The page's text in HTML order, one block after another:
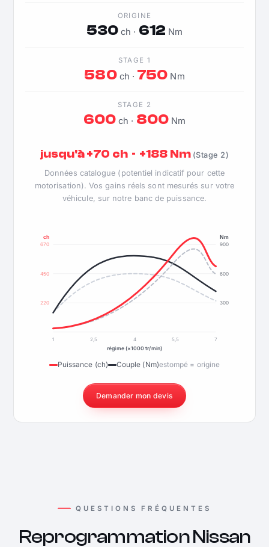
ORIGINE
530 ch · 612 Nm
STAGE 1
580ch · 750 Nm
STAGE 2
600 ch · 800Nm
jusqu'à +70 ch · +188 Nm (Stage 2)
Données catalogue (potentiel indicatif pour cette
motorisation). Vos gains réels sont mesurés sur votre
véhicule, sur notre banc de puissance.
220
450
670
300
600
900
ch Nm
1 2,5 4 5,5
7
régime (×1000 tr/min)
Puissance (ch) Couple (Nm)estompé = origine
Demander mon devis
QUESTIONS FRÉQUENTES
Reprogrammation Nissan